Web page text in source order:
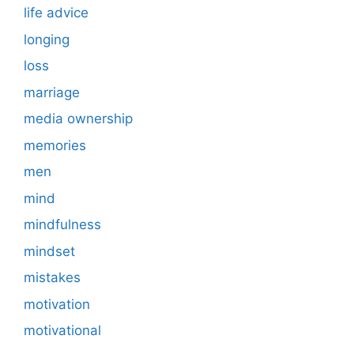
life advice
longing
loss
marriage
media ownership
memories
men
mind
mindfulness
mindset
mistakes
motivation
motivational